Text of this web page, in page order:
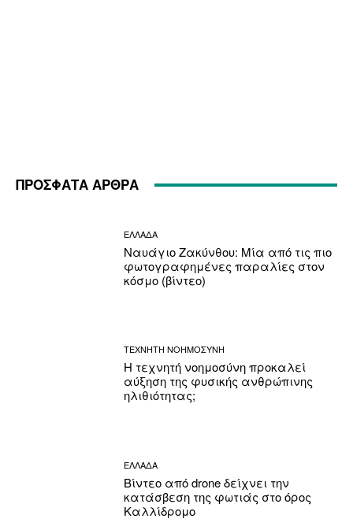
ΠΡΟΣΦΑΤΑ ΑΡΘΡΑ
ΕΛΛΑΔΑ
Ναυάγιο Ζακύνθου: Μία από τις πιο
φωτογραφημένες παραλίες στον
κόσμο (βίντεο)
ΤΕΧΝΗΤΗ ΝΟΗΜΟΣΥΝΗ
Η τεχνητή νοημοσύνη προκαλεί
αύξηση της φυσικής ανθρώπινης
ηλιθιότητας;
ΕΛΛΑΔΑ
Βίντεο από drone δείχνει την
κατάσβεση της φωτιάς στο όρος
Καλλίδρομο